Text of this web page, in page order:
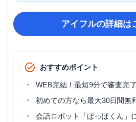
アイフルの詳細は
おすすめポイント
WEB完結！最短9分で審査完
初めての方なら最大30日間無
会話ロボット「ぽっぽくん」